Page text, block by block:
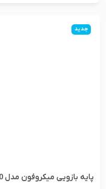
جدید
پایه بازویی میکروفون مدل Y40